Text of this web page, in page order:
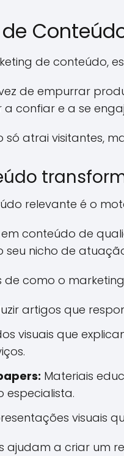
de conteúdo,
de empurrar
a confiar e a se
atrai visitantes,
relevante é o
conteúdo de
nicho de
de como o
artigos que
visuais que
Materiais
especialista.
visuais
ajudam a criar um